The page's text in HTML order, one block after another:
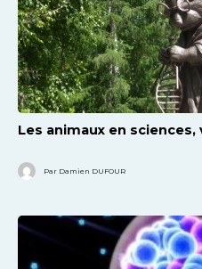
Les animaux en
Par Damien DUFOUR